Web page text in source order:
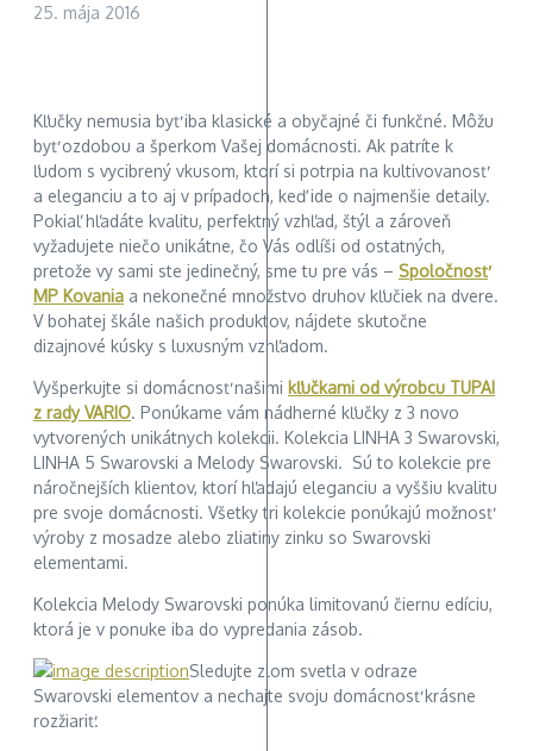
25. mája 2016
Kľučky nemusia byť iba klasické a obyčajné či funkčné. Môžu
byť ozdobou a šperkom Vašej domácnosti. Ak patríte k
ľudom s vycibrený vkusom, ktorí si potrpia na kultivovanosť
a eleganciu a to aj v prípadoch, keď ide o najmenšie detaily.
Pokiaľ hľadáte kvalitu, perfektný vzhľad, štýl a zároveň
vyžadujete niečo unikátne, čo Vás odlíši od ostatných,
pretože vy sami ste jedinečný, sme tu pre vás – Spoločnosť
MP Kovania a nekonečné množstvo druhov kľučiek na dvere.
V bohatej škále našich produktov, nájdete skutočne
dizajnové kúsky s luxusným vzhľadom.
Vyšperkujte si domácnosť našimi kľučkami od výrobcu TUPAI
z rady VARIO. Ponúkame vám nádherné kľučky z 3 novo
vytvorených unikátnych kolekcii. Kolekcia LINHA 3 Swarovski,
LINHA 5 Swarovski a Melody Swarovski. Sú to kolekcie pre
náročnejších klientov, ktorí hľadajú eleganciu a vyššiu kvalitu
pre svoje domácnosti. Všetky tri kolekcie ponúkajú možnosť
výroby z mosadze alebo zliatiny zinku so Swarovski
elementami.
Kolekcia Melody Swarovski ponúka limitovanú čiernu edíciu,
ktorá je v ponuke iba do vypredania zásob.
Sledujte zlom svetla v odraze
Swarovski elementov a nechajte svoju domácnosť krásne
rozžiariť.